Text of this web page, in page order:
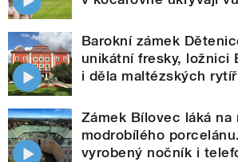
Barokní zámek
unikátní fresky, ložnici
i děla maltézských
Zámek Bílovec láká na
modrobílého
vyrobený nočník i